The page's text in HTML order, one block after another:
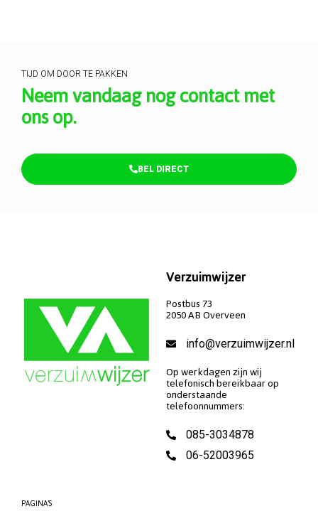
TIJD OM DOOR TE PAKKEN
Neem vandaag nog contact met
ons op.
BEL DIRECT
Verzuimwijzer
Postbus 73
2050 AB Overveen
info@verzuimwijzer.nl
Op werkdagen zijn wij
telefonisch bereikbaar op
onderstaande
telefoonnummers:
085-3034878
06-52003965
PAGINA'S